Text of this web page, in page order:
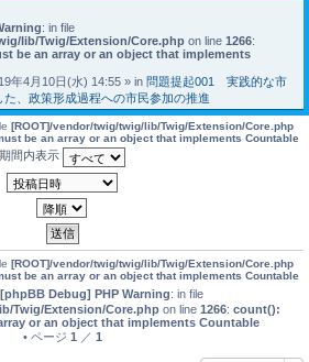
: in file
lib/Twig/Extension/Core.php on line 1266:
be an array or an object that implements
年4月10日(水) 14:55 » in 問題提起001 実践的な市
、政策形成過程への市民参加の推進
[ROOT]/vendor/twig/twig/lib/Twig/Extension/Core.php
be an array or an object that implements Countable
期間内表示
[ROOT]/vendor/twig/twig/lib/Twig/Extension/Core.php
be an array or an object that implements Countable
[phpBB Debug] PHP Warning: in file
Twig/Extension/Core.phpon line 1266: count():
or an object that implements Countable
• ページ 1 ／ 1